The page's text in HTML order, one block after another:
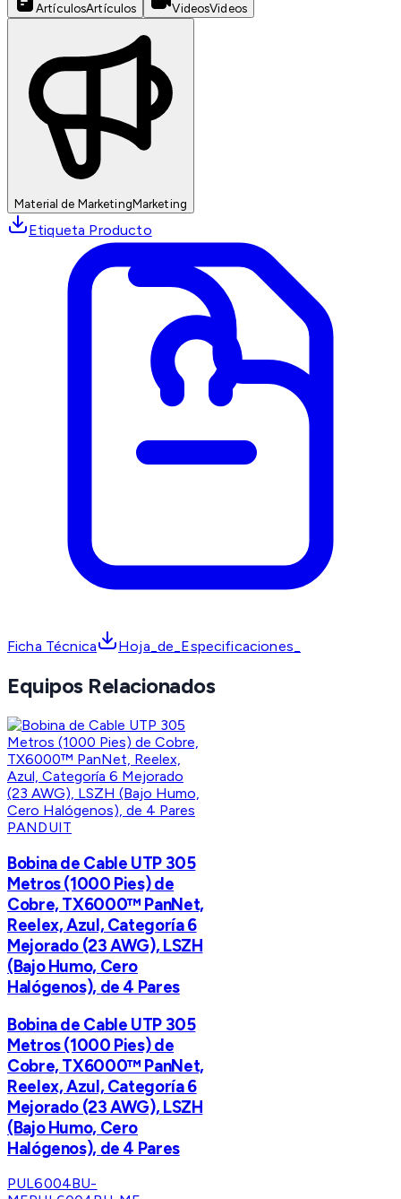
ArtículosArtículos VideosVideos
Material de MarketingMarketing
Etiqueta Producto
Ficha Técnica Hoja_de_Especificaciones_
Equipos Relacionados
PANDUIT
Bobina de Cable UTP 305
Metros (1000 Pies) de
Cobre, TX6000™ PanNet,
Reelex, Azul, Categoría 6
Mejorado (23 AWG), LSZH
(Bajo Humo, Cero
Halógenos), de 4 Pares
Bobina de Cable UTP 305
Metros (1000 Pies) de
Cobre, TX6000™ PanNet,
Reelex, Azul, Categoría 6
Mejorado (23 AWG), LSZH
(Bajo Humo, Cero
Halógenos), de 4 Pares
PUL6004BU-